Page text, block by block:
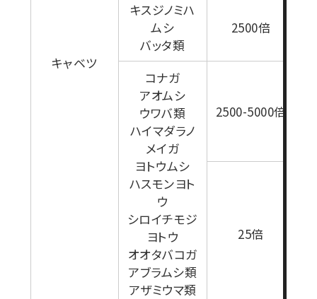
キャベツ
キスジノミハ
ムシ
バッタ類
2500倍
コナガ
アオムシ
ウワバ類
ハイマダラノ
メイガ
ヨトウムシ
ハスモンヨト
ウ
シロイチモジ
ヨトウ
オオタバコガ
アブラムシ類
アザミウマ類
2500-5000倍
25倍